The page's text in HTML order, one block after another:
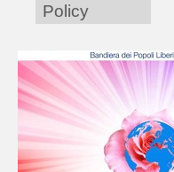
Policy